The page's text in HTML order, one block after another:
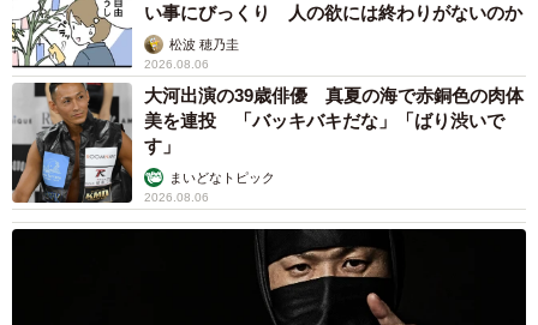
い事にびっくり 人の欲には終わりがないのか
松波 穂乃圭
2026.08.06
大河出演の39歳俳優 真夏の海で赤銅色の肉体
美を連投 「バッキバキだな」「ばり渋いで
す」
まいどなトピック
2026.08.06